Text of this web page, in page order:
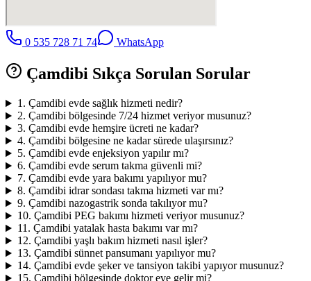
0 535 728 71 74 WhatsApp
Çamdibi Sıkça Sorulan Sorular
1 . Çamdibi evde sağlık hizmeti nedir?
2. Çamdibi bölgesinde 7/24 hizmet veriyor musunuz?
3. Çamdibi evde hemşire ücreti ne kadar?
4. Çamdibi bölgesine ne kadar sürede ulaşırsınız?
5. Çamdibi evde enjeksiyon yapılır mı?
6. Çamdibi evde serum takma güvenli mi?
7. Çamdibi evde yara bakımı yapılıyor mu?
8. Çamdibi idrar sondası takma hizmeti var mı?
9. Çamdibi nazogastrik sonda takılıyor mu?
10. Çamdibi PEG bakımı hizmeti veriyor musunuz?
11 . Çamdibi yatalak hasta bakımı var mı?
12. Çamdibi yaşlı bakım hizmeti nasıl işler?
13. Çamdibi sünnet pansumanı yapılıyor mu?
14. Çamdibi evde şeker ve tansiyon takibi yapıyor musunuz?
15. Çamdibi bölgesinde doktor eve gelir mi?